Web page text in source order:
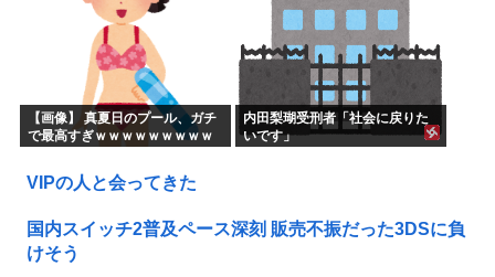
【画像】 真夏日のプール、ガチ
で最高すぎｗｗｗｗｗｗｗｗｗ
内田梨瑚受刑者「社会に戻りた
いです」
VIPの人と会ってきた
国内スイッチ2普及ペース深刻 販売不振だった3DSに負
けそう